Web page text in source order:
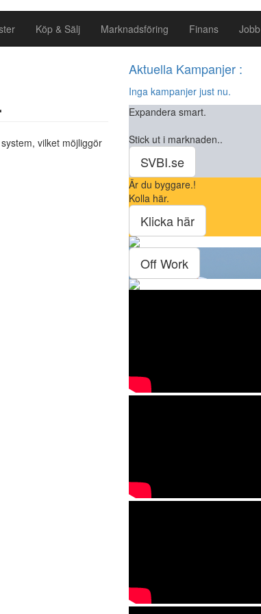
Köp & Sälj Marknadsföring Finans Jobb
vilket möjliggör
Aktuella Kampanjer :
Inga kampanjer just nu.
Expandera smart.
Stick ut i marknaden..
SVBI.se
Är du byggare.!
Kolla här.
Klicka här
Off Work